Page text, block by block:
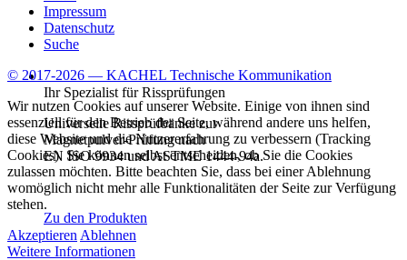
Ihr Spezialist für Rissprüfungen
Universelle Rissprüfbänke zur
Magnetpulver-Prüfung nach
EN ISO 9934 und ASTME 1444-94a.
Zu den Produkten
Impressum
Datenschutz
Suche
© 2017-2026 — KACHEL Technische Kommunikation
Wir nutzen Cookies auf unserer Website. Einige von ihnen sind
essenziell für den Betrieb der Seite, während andere uns helfen,
diese Website und die Nutzererfahrung zu verbessern (Tracking
Cookies). Sie können selbst entscheiden, ob Sie die Cookies
zulassen möchten. Bitte beachten Sie, dass bei einer Ablehnung
womöglich nicht mehr alle Funktionalitäten der Seite zur Verfügung
stehen.
Akzeptieren Ablehnen
Weitere Informationen